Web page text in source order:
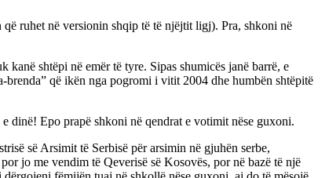
ruhet në versionin shqip të të njëjtit ligj). Pra, shkoni në
shtëpi në emër të tyre. Sipas shumicës janë barrë, e
që ikën nga pogromi i vitit 2004 dhe humbën shtëpitë
dinë! Epo prapë shkoni në qendrat e votimit nëse guxoni.
së Arsimit të Serbisë për arsimin në gjuhën serbe,
jo me vendim të Qeverisë së Kosovës, por në bazë të një